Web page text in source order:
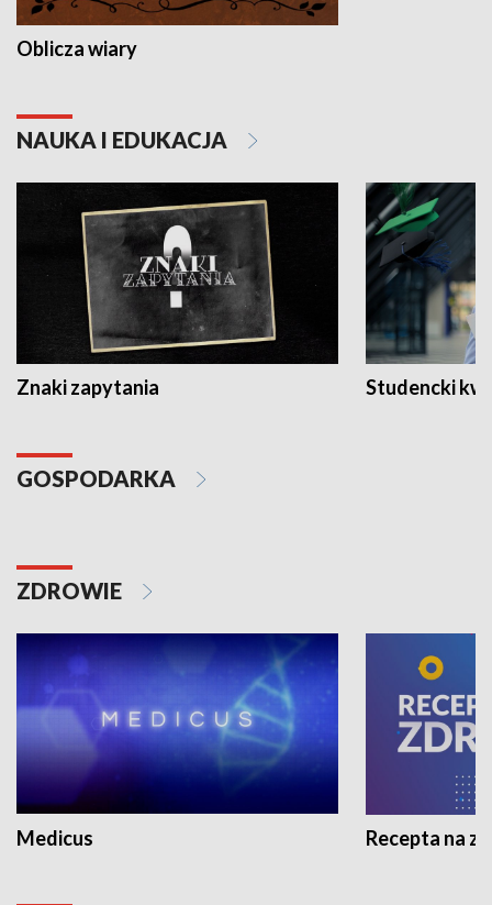
Oblicza wiary
NAUKA I EDUKACJA
Znaki zapytania Studencki
GOSPODARKA
ZDROWIE
Medicus Recepta na